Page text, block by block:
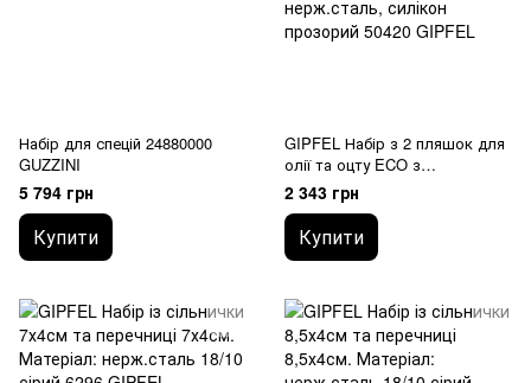
Набір для спецій 24880000
GUZZINI
5 794 грн
Купити
GIPFEL Набір з 2 пляшок для
олії та оцту ECO з
дозатором, 600мл, на
підставці. Матеріал:
боросилікатне скло,
нерж.сталь, силікон 50420
2 343 грн
Купити